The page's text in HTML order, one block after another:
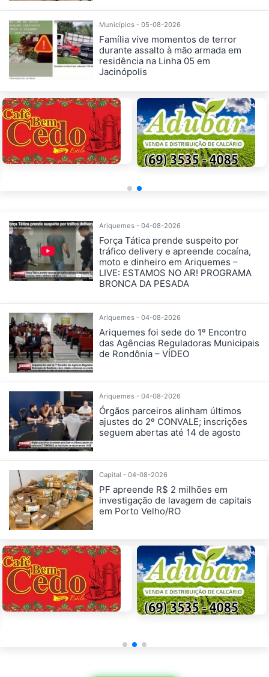
Municípios - 05-08-2026
Família vive momentos de terror
durante assalto à mão armada em
residência na Linha 05 em
Jacinópolis
Ariquemes - 04-08-2026
Força Tática prende suspeito por
tráfico delivery e apreende cocaína,
moto e dinheiro em Ariquemes –
LIVE: ESTAMOS NO AR! PROGRAMA
BRONCA DA PESADA
Ariquemes - 04-08-2026
Ariquemes foi sede do 1º Encontro
das Agências Reguladoras Municipais
de Rondônia – VÍDEO
Ariquemes - 04-08-2026
Órgãos parceiros alinham últimos
ajustes do 2º CONVALE; inscrições
seguem abertas até 14 de agosto
Capital - 04-08-2026
PF apreende R$ 2 milhões em
investigação de lavagem de capitais
em Porto Velho/RO